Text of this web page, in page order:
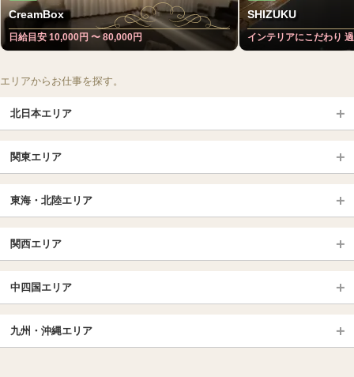
CreamBox
日給目安 10,000円 〜 80,000円
SHIZUKU
インテリアにこだわり
エリアからお仕事を探す。
北日本エリア
北海道（札幌・旭川・函館）
青森
岩手 (盛岡・北上)
福島 (いわき・郡山)
山形
長野・松本・上田
群馬（伊勢崎・高崎・前橋）
関東エリア
大宮・浦和・川口
越谷・春日部
千葉TOP
松戸・柏
池袋・大塚
新宿
東海・北陸エリア
愛知（名古屋）
岐阜県
北陸
名古屋TOP
関西エリア
京都駅・伏見区
烏丸御池駅
四条烏丸・河原町・祇園四条
三条・京都市役所前
中四国エリア
広島
岡山
九州・沖縄エリア